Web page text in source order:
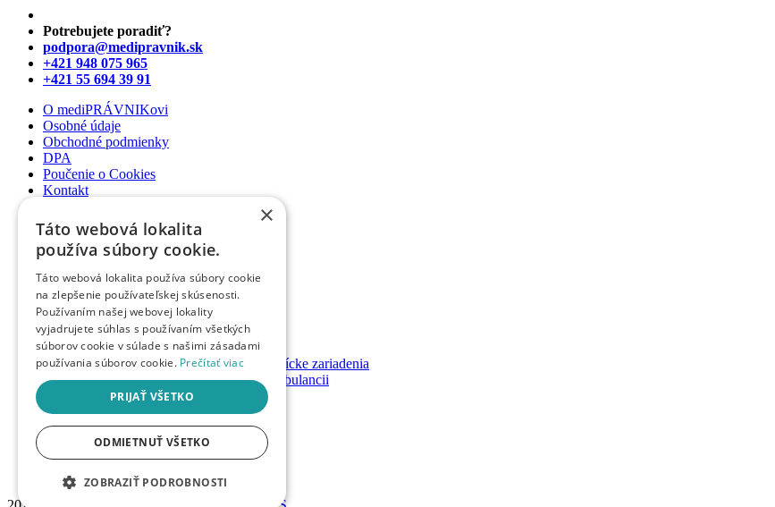
Potrebujete poradiť?
podpora@medipravnik.sk
+421 948 075 965
+421 55 694 39 91
O mediPRÁVNIKovi
Osobné údaje
Obchodné podmienky
DPA
Poučenie o Cookies
Kontakt
Newsletter
Články
Podcasty
Informované súhlasy
Právny web pre ambulancie
Právnik na telefóne
GDPR ambulancie / lekárne
Systémy bezpečnosti pacienta pre zdravotnícke zariadenia
Nastavenie priamych platieb pacienta v ambulancii
Založenie / prevody ambulancií a lekární
Registrácia
Prihlásenie
Návody & manuály
Mám promokód
×
Táto webová lokalita
používa súbory cookie.
Táto webová lokalita používa súbory cookie
na zlepšenie používateľskej skúsenosti.
Používaním našej webovej lokality
vyjadrujete súhlas s používaním všetkých
súborov cookie v súlade s našimi zásadami
používania súborov cookie. Prečítať viac
PRIJAŤ VŠETKO
ODMIETNUŤ VŠETKO
ZOBRAZIŤ PODROBNOSTI